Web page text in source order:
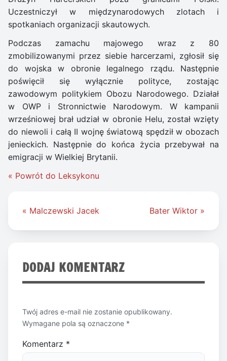
Uczestniczył w międzynarodowych zlotach i
spotkaniach organizacji skautowych.
Podczas zamachu majowego wraz z 80
zmobilizowanymi przez siebie harcerzami, zgłosił się
do wojska w obronie legalnego rządu. Następnie
poświęcił się wyłącznie polityce, zostając
zawodowym politykiem Obozu Narodowego. Działał
w OWP i Stronnictwie Narodowym. W kampanii
wrześniowej brał udział w obronie Helu, został wzięty
do niewoli i całą II wojnę światową spędził w obozach
jenieckich. Następnie do końca życia przebywał na
emigracji w Wielkiej Brytanii.
« Powrót do Leksykonu
Nawigacja
« Malczewski Jacek Bater Wiktor »
DODAJ KOMENTARZ
Twój adres e-mail nie zostanie opublikowany.
Wymagane pola są oznaczone *
Komentarz *